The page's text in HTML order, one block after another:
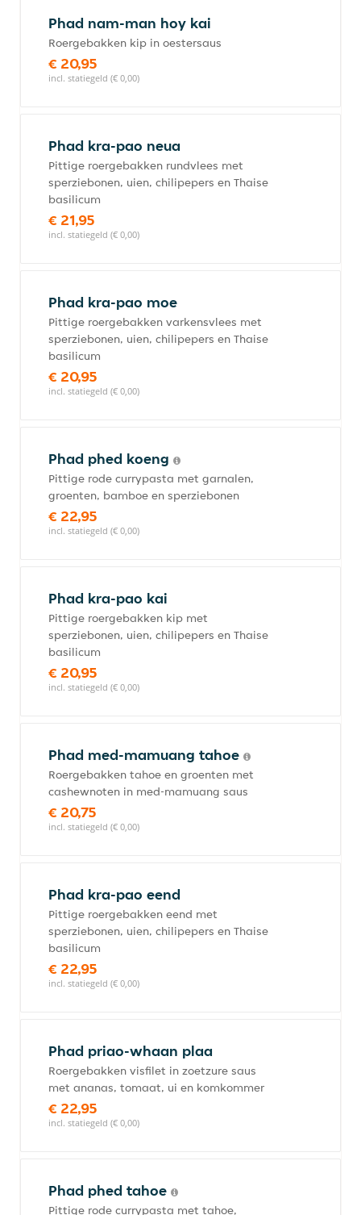
Phad nam-man hoy kai
Roergebakken kip in oestersaus
€ 20,95
incl. statiegeld (€ 0,00)
Phad kra-pao neua
Pittige roergebakken rundvlees met
sperziebonen, uien, chilipepers en Thaise
basilicum
€ 21,95
incl. statiegeld (€ 0,00)
Phad kra-pao moe
Pittige roergebakken varkensvlees met
sperziebonen, uien, chilipepers en Thaise
basilicum
€ 20,95
incl. statiegeld (€ 0,00)
Phad phed koeng
Pittige rode currypasta met garnalen,
groenten, bamboe en sperziebonen
€ 22,95
incl. statiegeld (€ 0,00)
Phad kra-pao kai
Pittige roergebakken kip met
sperziebonen, uien, chilipepers en Thaise
basilicum
€ 20,95
incl. statiegeld (€ 0,00)
Phad med-mamuang tahoe
Roergebakken tahoe en groenten met
cashewnoten in med-mamuang saus
€ 20,75
incl. statiegeld (€ 0,00)
Phad kra-pao eend
Pittige roergebakken eend met
sperziebonen, uien, chilipepers en Thaise
basilicum
€ 22,95
incl. statiegeld (€ 0,00)
Phad priao-whaan plaa
Roergebakken visfilet in zoetzure saus
met ananas, tomaat, ui en komkommer
€ 22,95
incl. statiegeld (€ 0,00)
Phad phed tahoe
Pittige rode currypasta met tahoe,